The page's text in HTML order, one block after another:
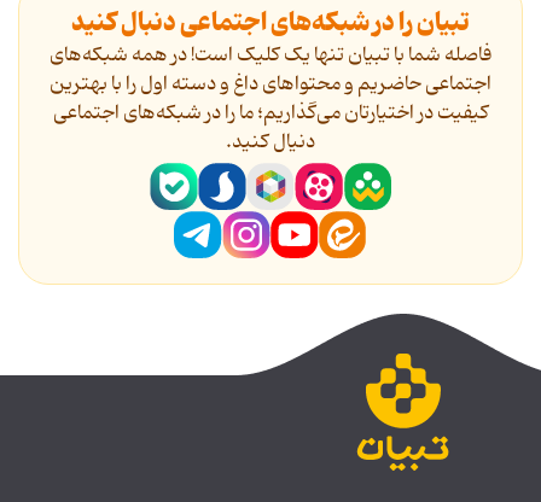
تبیان را در شبکه‌های اجتماعی دنبال کنید
فاصله شما با تبیان تنها یک کلیک است! در همه شبکه‌های
اجتماعی حاضریم و محتواهای داغ و دسته اول را با بهترین
کیفیت در اختیارتان می‌گذاریم؛ ما را در شبکه‌های اجتماعی
دنیال کنید.